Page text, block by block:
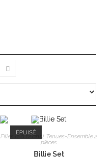
ÉPUISÉ
Filles (1 à 12 ans), Tenues-Ensemble 2
pièces
Billie Set